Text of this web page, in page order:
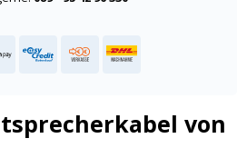
von